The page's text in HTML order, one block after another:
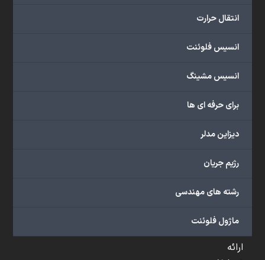
انتقال حرارت
انسیس فلوئنت
انسیس مشینگ
برای حرفه ای ها
دیزاین مدلر
رژیم جریان
رشته های مهندسی
ماژول فلوئنت
محاسباتی
برخوردار
مجموعه
خدمات
را
اهداف
پژوهشی،
و
...
ارائه